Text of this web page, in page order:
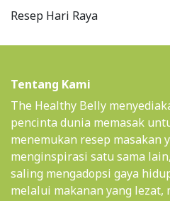
Resep Hari Raya
Tentang Kami
The Healthy Belly
pencinta dunia memasak
menemukan resep masakan
menginspirasi satu sama
saling mengadopsi gaya
melalui makanan yang lezat,